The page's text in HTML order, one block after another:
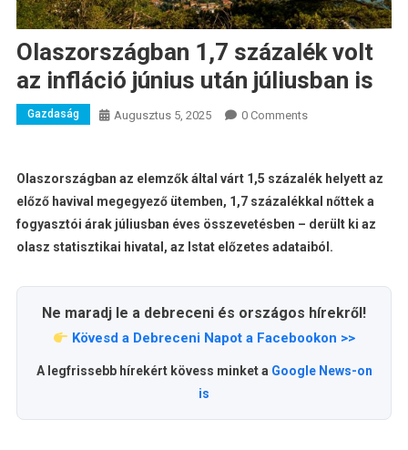
Olaszországban 1,7 százalék volt
az infláció június után júliusban is
Gazdaság Augusztus 5, 2025 0 Comments
Olaszországban az elemzők által várt 1,5 százalék helyett az
előző havival megegyező ütemben, 1,7 százalékkal nőttek a
fogyasztói árak júliusban éves összevetésben – derült ki az
olasz statisztikai hivatal, az Istat előzetes adataiból.
Ne maradj le a debreceni és országos hírekről!
Kövesd a Debreceni Napot a Facebookon >>
A legfrissebb hírekért kövess minket a Google News-on
is